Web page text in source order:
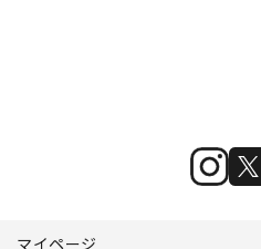
マイページ